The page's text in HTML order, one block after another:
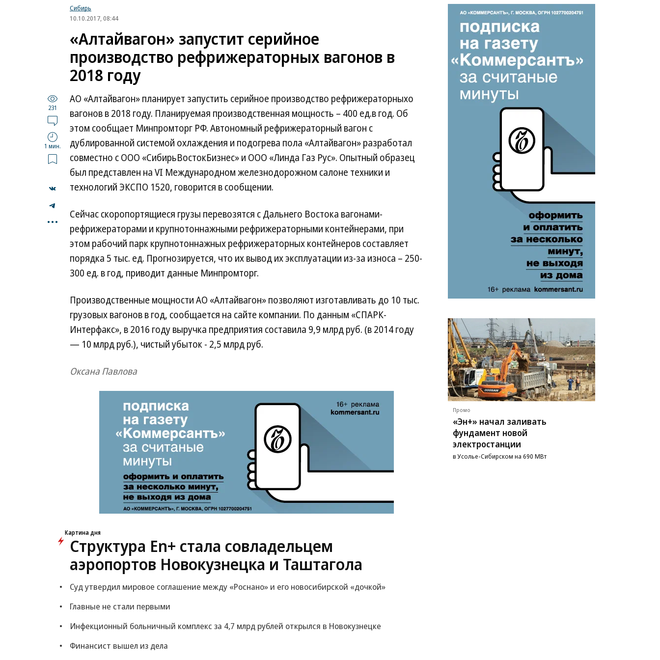
Сибирь
10.10.2017, 08:44
«Алтайвагон» запустит серийное
производство рефрижераторных вагонов в
2018 году
231
1 мин.
...
АО «Алтайвагон» планирует запустить серийное производство рефрижераторныхо
вагонов в 2018 году. Планируемая производственная мощность – 400 ед.в год. Об
этом сообщает Минпромторг РФ. Автономный рефрижераторный вагон с
дублированной системой охлаждения и подогрева пола «Алтайвагон» разработал
совместно с ООО «СибирьВостокБизнес» и ООО «Линда Газ Рус». Опытный образец
был представлен на VI Международном железнодорожном салоне техники и
технологий ЭКСПО 1520, говорится в сообщении.
Сейчас скоропортящиеся грузы перевозятся с Дальнего Востока вагонами-
рефрижераторами и крупнотоннажными рефрижераторными контейнерами, при
этом рабочий парк крупнотоннажных рефрижераторных контейнеров составляет
порядка 5 тыс. ед. Прогнозируется, что их вывод их эксплуатации из-за износа – 250-
300 ед. в год, приводит данные Минпромторг.
Производственные мощности АО «Алтайвагон» позволяют изготавливать до 10 тыс.
грузовых вагонов в год, сообщается на сайте компании. По данным «СПАРК-
Интерфакс», в 2016 году выручка предприятия составила 9,9 млрд руб. (в 2014 году
— 10 млрд руб.), чистый убыток - 2,5 млрд руб.
Оксана Павлова
Картина дня
Структура En+ стала совладельцем
аэропортов Новокузнецка и Таштагола
Суд утвердил мировое соглашение между «Роснано» и его новосибирской «дочкой»
Главные не стали первыми
Инфекционный больничный комплекс за 4,7 млрд рублей открылся в Новокузнецке
Финансист вышел из дела
Промо
«Эн+» начал заливать
фундамент новой
электростанции
в Усолье-Сибирском на 690 МВт